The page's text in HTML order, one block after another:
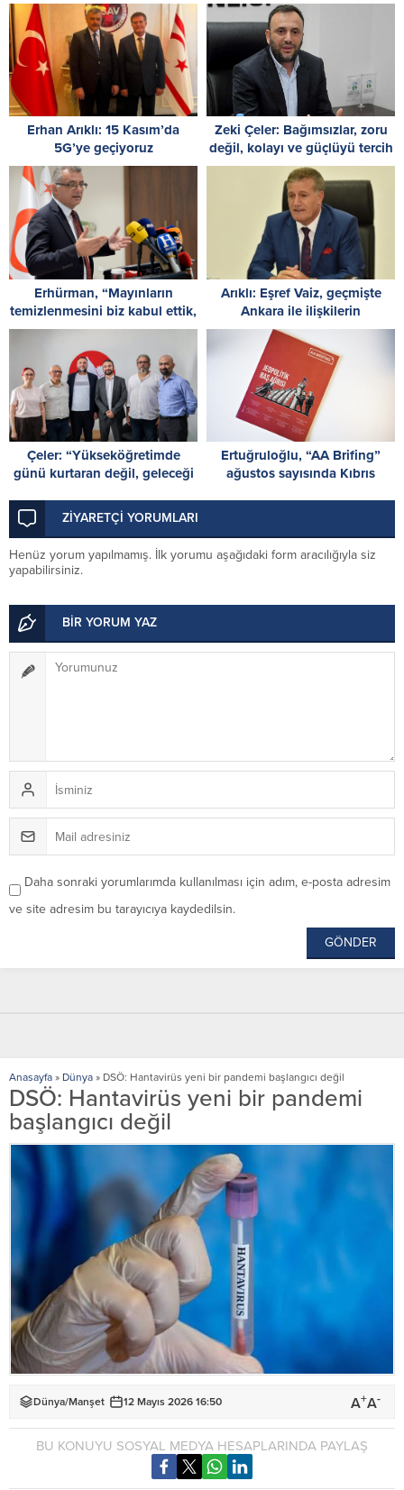
Erhan Arıklı: 15 Kasım’da
5G’ye geçiyoruz
Zeki Çeler: Bağımsızlar, zoru
değil, kolayı ve güçlüyü tercih
etti
Erhürman, “Mayınların
temizlenmesini biz kabul ettik,
Rum tarafı reddetti”
Arıklı: Eşref Vaiz, geçmişte
Ankara ile ilişkilerin
düzeltilmesinde oynadığı rolü
anlatmalı
Çeler: “Yükseköğretimde
günü kurtaran değil, geleceği
var”
Ertuğruloğlu, “AA Brifing”
ağustos sayısında Kıbrıs
ZİYARETÇİ YORUMLARI
Henüz yorum yapılmamış. İlk yorumu aşağıdaki form aracılığıyla siz
yapabilirsiniz.
BİR YORUM YAZ
Daha sonraki yorumlarımda kullanılması için adım, e-posta adresim
ve site adresim bu tarayıcıya kaydedilsin.
Anasayfa » Dünya » DSÖ: Hantavirüs yeni bir pandemi başlangıcı değil
DSÖ: Hantavirüs yeni bir pandemi
başlangıcı değil
Dünya/Manşet 12 Mayıs 2026 16:50 A+A-
BU KONUYU SOSYAL MEDYA HESAPLARINDA PAYLAŞ